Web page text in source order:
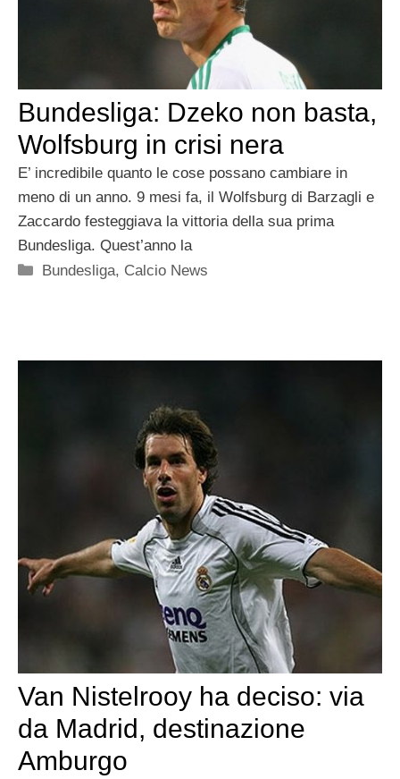
Bundesliga: Dzeko non basta,
Wolfsburg in crisi nera
E’ incredibile quanto le cose possano cambiare in
meno di un anno. 9 mesi fa, il Wolfsburg di Barzagli e
Zaccardo festeggiava la vittoria della sua prima
Bundesliga. Quest’anno la
Categorie
Bundesliga, Calcio News
Van Nistelrooy ha deciso: via
da Madrid, destinazione
Amburgo